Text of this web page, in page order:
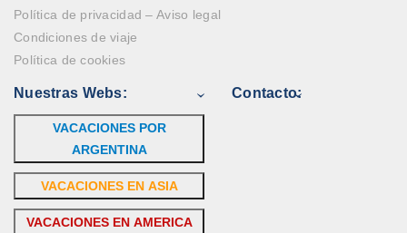
Política de privacidad – Aviso legal
Condiciones de viaje
Política de cookies
Nuestras Webs:
VACACIONES POR
ARGENTINA
VACACIONES EN ASIA
VACACIONES EN AMERICA
Contacto: